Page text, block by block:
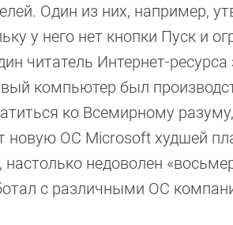
Один из них, например,
у него нет кнопки Пуск и
читатель Интернет-ресурса
компьютер был
ко Всемирному
новую ОС Microsoft худшей
недоволен
с различными ОС